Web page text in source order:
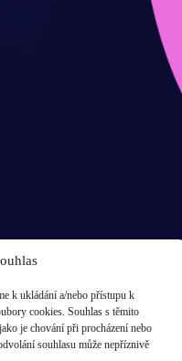
k ukládání a/nebo přístupu k
cookies. Souhlas s těmito
je chování při procházení nebo
souhlasu může nepříznivě